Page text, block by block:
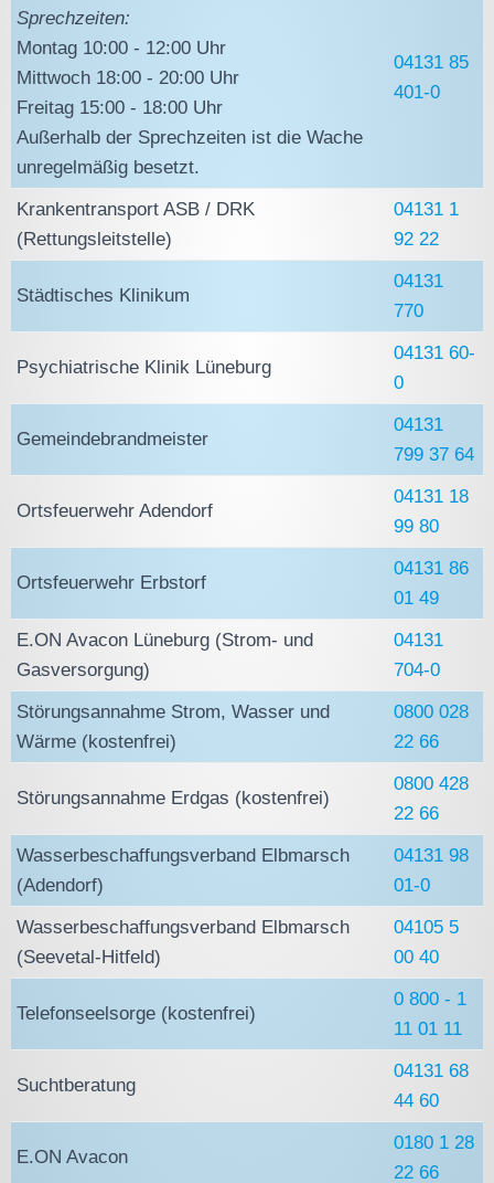
Sprechzeiten:
Montag 10:00 - 12:00 Uhr
Mittwoch 18:00 - 20:00 Uhr
Freitag 15:00 - 18:00 Uhr
Außerhalb der Sprechzeiten ist die Wache
unregelmäßig besetzt.
04131 85
401-0
Krankentransport ASB / DRK
(Rettungsleitstelle)
04131 1
92 22
Städtisches Klinikum
04131
770
Psychiatrische Klinik Lüneburg
04131 60-
0
Gemeindebrandmeister
04131
799 37 64
Ortsfeuerwehr Adendorf
04131 18
99 80
Ortsfeuerwehr Erbstorf
04131 86
01 49
E.ON Avacon Lüneburg (Strom- und
Gasversorgung)
04131
704-0
Störungsannahme Strom, Wasser und
Wärme (kostenfrei)
0800 028
22 66
Störungsannahme Erdgas (kostenfrei)
0800 428
22 66
Wasserbeschaffungsverband Elbmarsch
(Adendorf)
04131 98
01-0
Wasserbeschaffungsverband Elbmarsch
(Seevetal-Hitfeld)
04105 5
00 40
Telefonseelsorge (kostenfrei)
0 800 - 1
11 01 11
Suchtberatung
04131 68
44 60
E.ON Avacon
0180 1 28
22 66